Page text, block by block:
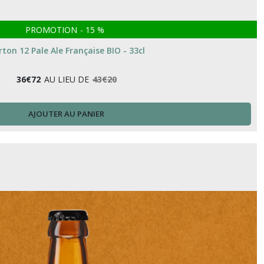
PROMOTION - 15 %
12 Pale Ale Française BIO - 33cl
36€72 AU LIEU DE 43€20
AJOUTER AU PANIER